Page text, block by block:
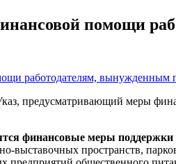
помощи
предусматривающий меры
финансовые меры
выставочных пространств,